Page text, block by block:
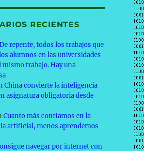
RECIENTES
De repente, todos los trabajos que
alumnos en las universidades
mismo trabajo. Hay una
China convierte la inteligencia
asignatura obligatoria desde
Cuanto más confiamos en la
artificial, menos aprendemos
navegar por internet con